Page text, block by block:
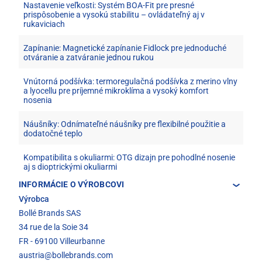
Nastavenie veľkosti: Systém BOA-Fit pre presné
prispôsobenie a vysokú stabilitu – ovládateľný aj v
rukaviciach
Zapínanie: Magnetické zapínanie Fidlock pre jednoduché
otváranie a zatváranie jednou rukou
Vnútorná podšívka: termoregulačná podšívka z merino vlny
a lyocellu pre príjemné mikroklíma a vysoký komfort
nosenia
Náušníky: Odnímateľné náušníky pre flexibilné použitie a
dodatočné teplo
Kompatibilita s okuliarmi: OTG dizajn pre pohodlné nosenie
aj s dioptrickými okuliarmi
INFORMÁCIE O VÝROBCOVI
Výrobca
Bollé Brands SAS
34 rue de la Soie 34
FR - 69100 Villeurbanne
austria@bollebrands.com